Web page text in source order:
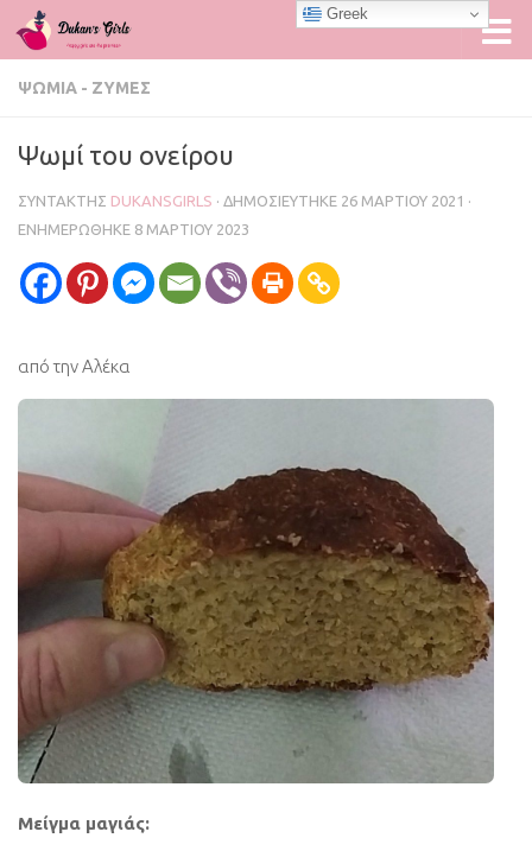
Skip to content
ΨΩΜΙΆ - ΖΎΜΕΣ
Ψωμί του ονείρου
ΣΥΝΤΆΚΤΗΣ DUKANSGIRLS · ΔΗΜΟΣΙΕΎΤΗΚΕ 26 ΜΑΡΤΊΟΥ 2021 ·
ΕΝΗΜΕΡΏΘΗΚΕ 8 ΜΑΡΤΊΟΥ 2023
από την Αλέκα
Μείγμα μαγιάς:
Greek